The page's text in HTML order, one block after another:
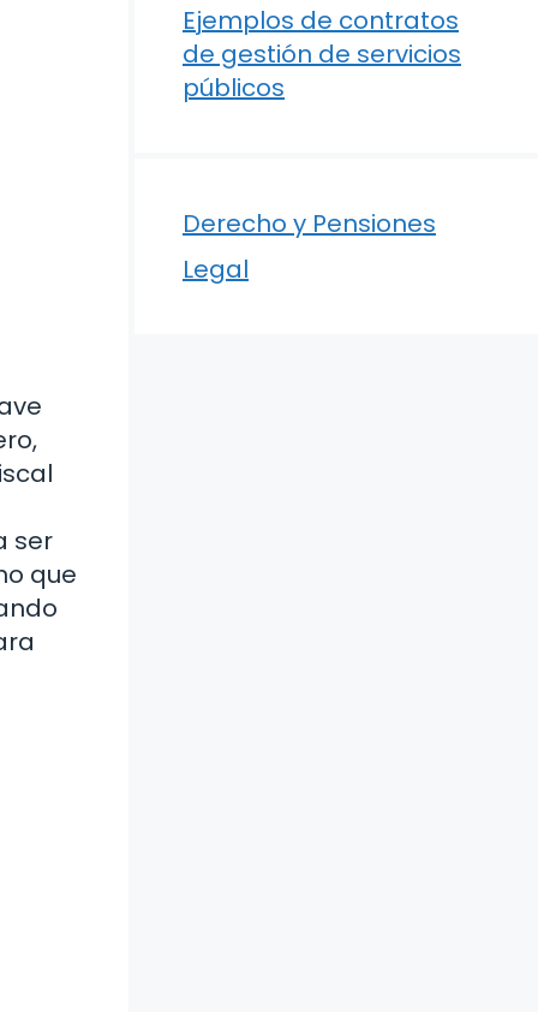
ser
que
Ejemplos de contratos
de gestión de servicios
públicos
Derecho y Pensiones
Legal